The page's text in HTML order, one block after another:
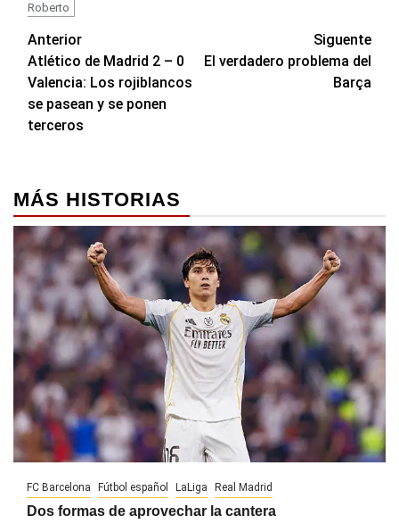
Roberto
Navegación
de
entradas
Anterior
Atlético de Madrid 2 – 0
Valencia: Los rojiblancos
se pasean y se ponen
terceros
Siguente
El verdadero problema del
Barça
MÁS HISTORIAS
FC Barcelona Fútbol español LaLiga Real Madrid
Dos formas de aprovechar la cantera